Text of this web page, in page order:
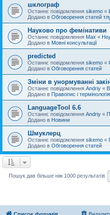
шклограф
Останнє повідомлення sikemo «
Додано в Обговорення статей
Науково про фемінативи
Останнє повідомлення Max «
Додано в Мовні консультації
predicted
Останнє повідомлення sikemo «
Додано в Обговорення статей
Зміни в унормуванні
Останнє повідомлення Andriy «
Додано в Правопис і термінологія
LanguageTool 6.6
Останнє повідомлення Andriy «
Додано в Новини
Шмуклерц
Останнє повідомлення sikemo «
Додано в Обговорення статей
Пошук дав більше ніж 1000 результатів
Список форумів